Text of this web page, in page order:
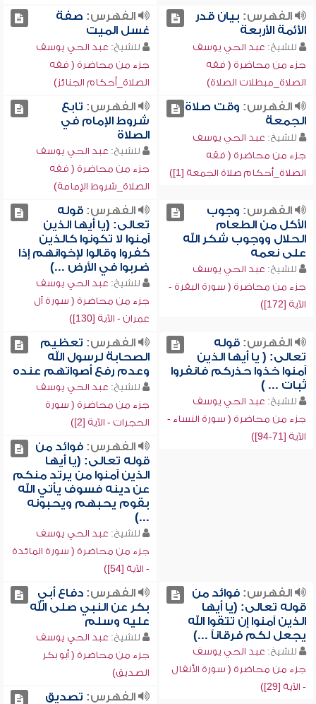
الفهرس: بيان قدر
الأئمة الأربعة
للشيخ: عبد الحي يوسف
جزء من محاضرة ( فقه
الصلاة_مبطلات الصلاة)
الفهرس: صفة
غسل الميت
للشيخ: عبد الحي يوسف
جزء من محاضرة ( فقه
الصلاة_أحكام الجنائز)
الفهرس: وقت صلاة
الجمعة
للشيخ: عبد الحي يوسف
جزء من محاضرة ( فقه
الصلاة_أحكام صلاة الجمعة [1])
الفهرس: تابع
شروط الإمام في
الصلاة
للشيخ: عبد الحي يوسف
جزء من محاضرة ( فقه
الصلاة_شروط الإمامة)
الفهرس: وجوب
الأكل من الطعام
الحلال ووجوب شكر الله
على نعمه
للشيخ: عبد الحي يوسف
جزء من محاضرة ( سورة البقرة -
الآية [172])
الفهرس:قوله
تعالى: (يا أيها الذين
آمنوا لا تكونوا كالذين
كفروا وقالوا لإخوانهم إذا
ضربوا في الأرض ...)
للشيخ: عبد الحي يوسف
جزء من محاضرة ( سورة آل
عمران - الآية [130])
الفهرس:قوله
تعالى: ( يا أيها الذين
آمنوا خذوا حذركم فانفروا
ثبات ... )
للشيخ: عبد الحي يوسف
جزء من محاضرة ( سورة النساء -
الآية [71-94])
الفهرس: تعظيم
الصحابة لرسول الله
وعدم رفع أصواتهم عنده
للشيخ: عبد الحي يوسف
جزء من محاضرة ( سورة
الحجرات - الآية [2])
الفهرس:فوائد من
قوله تعالى: (يا أيها
الذين آمنوا من يرتد منكم
عن دينه فسوف يأتي الله
بقوم يحبهم ويحبونه
...)
للشيخ: عبد الحي يوسف
جزء من محاضرة ( سورة المائدة
- الآية [54])
الفهرس:فوائد من
قوله تعالى: (يا أيها
الذين آمنوا إن تتقوا الله
يجعل لكم فرقاناً ...)
للشيخ: عبد الحي يوسف
جزء من محاضرة ( سورة الأنفال
- الآية [29])
الفهرس:دفاع أبي
بكر عن النبي صلى الله
عليه وسلم
للشيخ: عبد الحي يوسف
جزء من محاضرة ( أبو بكر
الصديق)
الفهرس: تصديق